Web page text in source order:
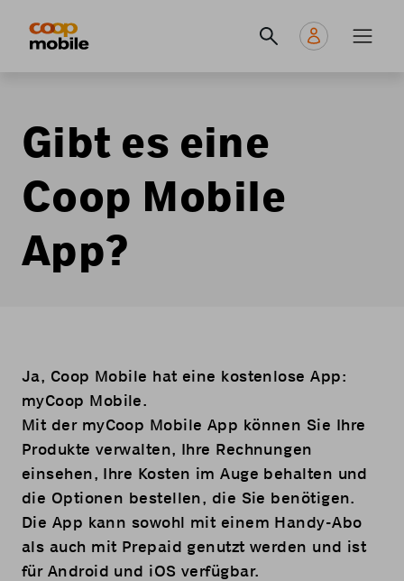
principale
Gibt es eine
Coop Mobile
App?
Ja, Coop Mobile hat eine kostenlose App:
myCoop Mobile.
Mit der myCoop Mobile App können Sie Ihre
Produkte verwalten, Ihre Rechnungen
einsehen, Ihre Kosten im Auge behalten und
die Optionen bestellen, die Sie benötigen.
Die App kann sowohl mit einem Handy-Abo
als auch mit Prepaid genutzt werden und ist
für Android und iOS verfügbar.